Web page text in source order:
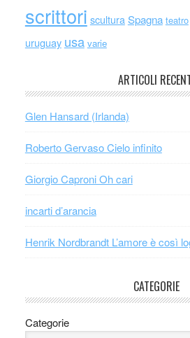
scrittori scultura Spagna teatro
uruguay usa varie
ARTICOLI
Glen Hansard (Irlanda)
Roberto Gervaso Cielo infinito
Giorgio Caproni Oh cari
incarti d’arancia
Henrik Nordbrandt L’amore è così
CATEGORIE
Categorie